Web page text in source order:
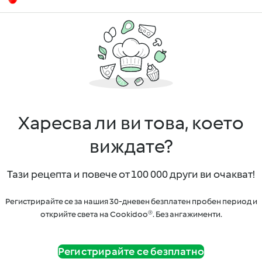
Харесва ли ви това, което
виждате?
Тази рецепта и повече от 100 000 други ви очакват!
Регистрирайте се за нашия 30-дневен безплатен пробен период и
открийте света на Cookidoo®. Без ангажименти.
Регистрирайте се безплатно